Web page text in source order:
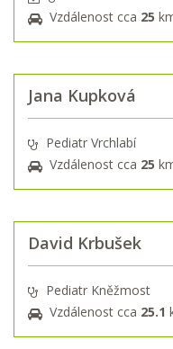
Vzdálenost cca 25
Jana Kupková
Pediatr Vrchlabí
Vzdálenost cca 25
David Krbušek
Pediatr Kněžmost
Vzdálenost cca 25.1